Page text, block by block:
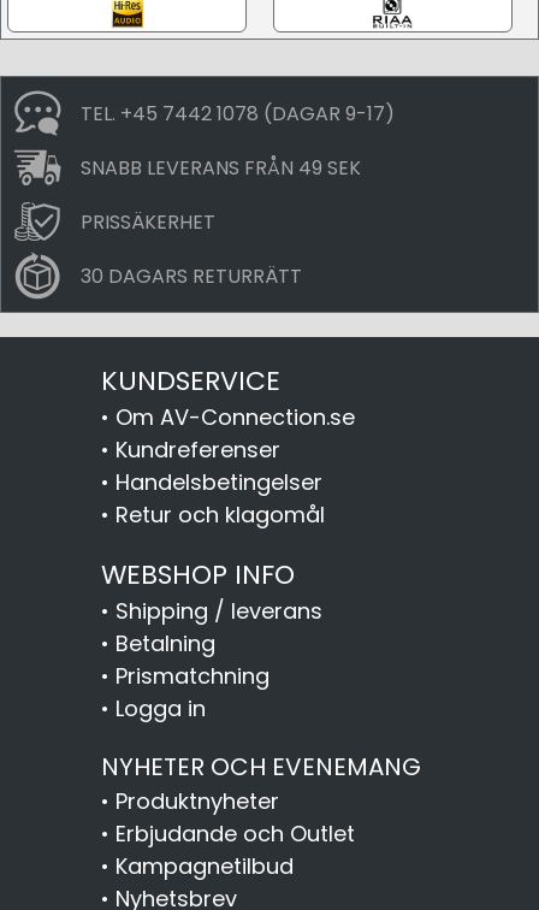
TEL. +45 7442 1078 (DAGAR 9-17)
SNABB LEVERANS FRÅN 49 SEK
PRISSÄKERHET
30 DAGARS RETURRÄTT
KUNDSERVICE
• Om AV-Connection.se
• Kundreferenser
• Handelsbetingelser
• Retur och klagomål
WEBSHOP INFO
• Shipping / leverans
• Betalning
• Prismatchning
• Logga in
NYHETER OCH EVENEMANG
• Produktnyheter
• Erbjudande och Outlet
• Kampagnetilbud
• Nyhetsbrev